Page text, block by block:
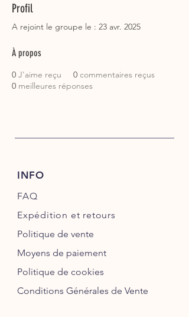
Profil
A rejoint le groupe le : 23 avr. 2025
À propos
0 J'aime reçu 0 commentaires reçus
0 meilleures réponses
INFO
FAQ
Expédition et retours
Politique de vente
Moyens de paiement
Politique de cookies
Conditions Générales de Vente